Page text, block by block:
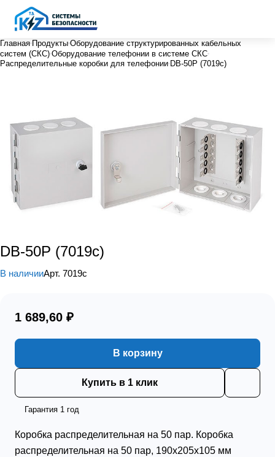
Главная Продукты Оборудование структурированных кабельных
систем (СКС) Оборудование телефонии в системе СКС
Распределительные коробки для телефонии DB-50P (7019c)
DB-50P (7019c)
В наличииАрт. 7019c
1 689,60 ₽
В корзину
Купить в 1 клик
Гарантия 1 год
Коробка распределительная на 50 пар. Коробка
распределительная на 50 пар, 190х205х105 мм